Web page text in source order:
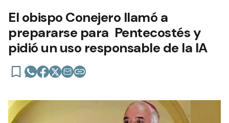
El obispo Conejero llamó a
prepararse para Pentecostés y
pidió un uso responsable de la IA